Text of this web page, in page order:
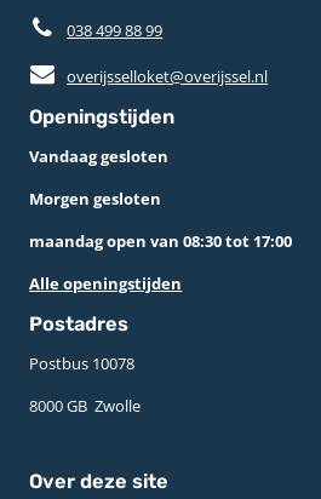
038 499 88 99
overijsselloket@overijssel.nl
Openingstijden
Vandaag gesloten
Morgen gesloten
maandag open van 08:30 tot 17:00
Alle openingstijden
Postadres
Postbus 10078 ­
8000 GB ­ Zwolle
Over deze site